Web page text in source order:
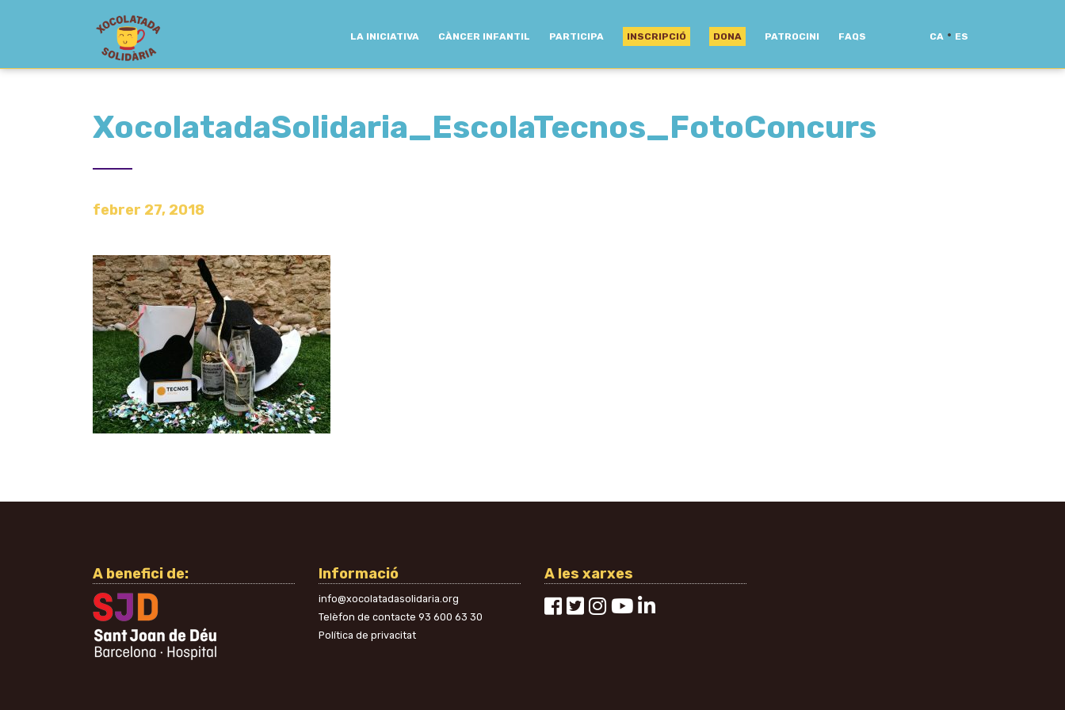
LA INICIATIVA CÀNCER INFANTIL PARTICIPA INSCRIPCIÓ DONA PATROCINI FAQS CA · ES
XocolatadaSolidaria_EscolaTecnos_FotoConcurs
febrer 27, 2018
A benefici de: Informació
info@xocolatadasolidaria.org
Telèfon de contacte 93 600 63 30
Política de privacitat
A les xarxes